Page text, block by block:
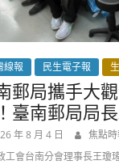
線報 民生電子報
郵局攜手大
臺南郵局局
年 8 月 4 日 焦點
工會台南分會理事長王瓊